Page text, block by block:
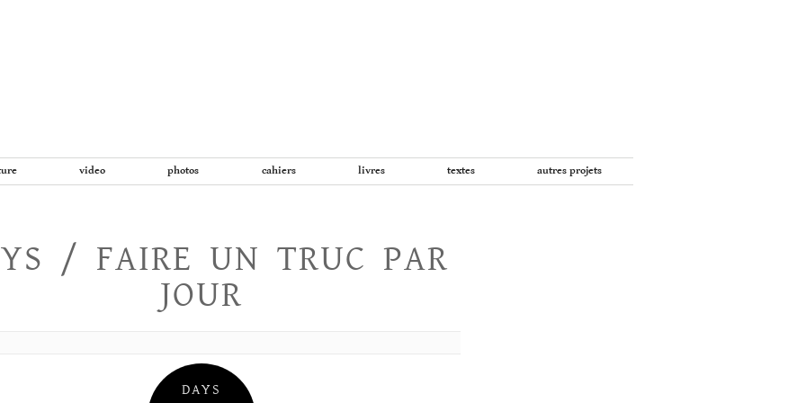
video photos cahiers livres textes autres projets
/ FAIRE UN TRUC PAR
JOUR
DAYS